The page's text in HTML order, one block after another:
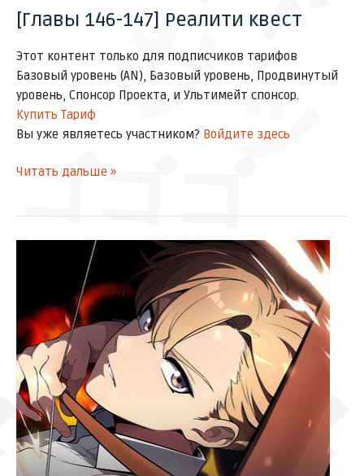
ゴゴゴ
ゴゴゴ
サッ
ドド
[Главы 146-147] Реалити квест
Этот контент только для подписчиков тарифов
Базовый уровень (AN), Базовый уровень, Продвинутый
уровень, Спонсор Проекта, и Ультимейт спонсор.
Купить Тариф
Вы уже являетесь участником? Войдите здесь
Читать дальше »
Руководство
по
выживанию
в
Академии